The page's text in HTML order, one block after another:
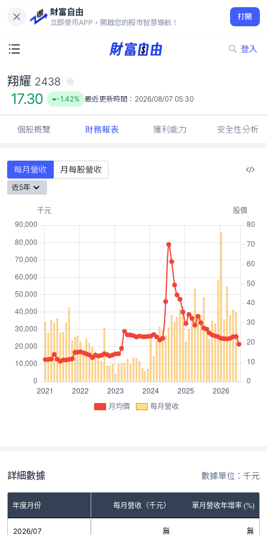
財富自由
立即使用APP，開啟您的股市智慧導航！
打開
登入
17.30
-1.42%
翔耀 2438
17.30 -1.42% 最近更新時間： 2026/08/07 05:30
個股概覽 財務報表 獲利能力 安全性分析
每月營收 月每股營收
近5年
月均價 每月營收
詳細數據 數據單位：千元
年度月份 每月營收（千元） 單月營收年增率 (%)
2026/07 無 無